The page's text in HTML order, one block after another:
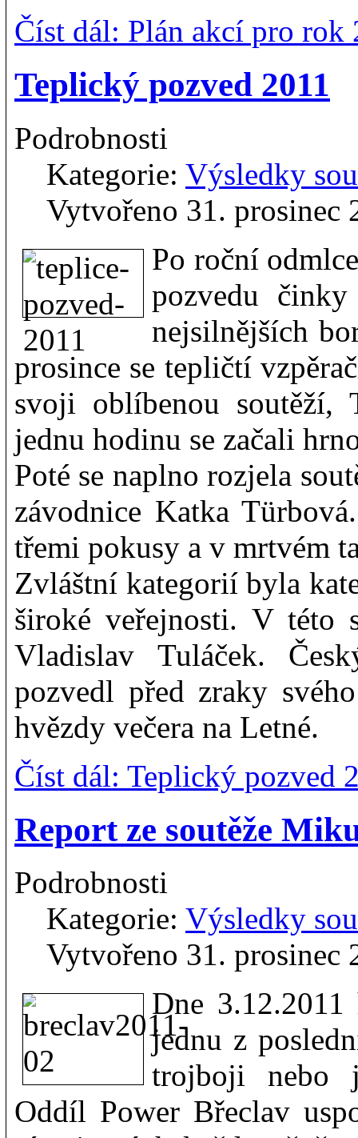
Číst dál: Plán akcí pro rok
Teplický pozved 2011
Podrobnosti
Kategorie: Výsledky
Vytvořeno 31. prosinec
Po roční
pozvedu
nejsilnějších
prosince se tepličtí
svoji oblíbenou soutěží,
jednu hodinu se začali
Poté se naplno rozjela
závodnice Katka
třemi pokusy a v mrtvém
Zvláštní kategorií byla
široké veřejnosti. V této
Vladislav Tuláček.
pozvedl před zraky
hvězdy večera na Letné.
Číst dál: Teplický pozved
Report ze soutěže
Podrobnosti
Kategorie: Výsledky
Vytvořeno 31. prosinec
Dne
jednu z
trojboji nebo
Oddíl Power Břeclav